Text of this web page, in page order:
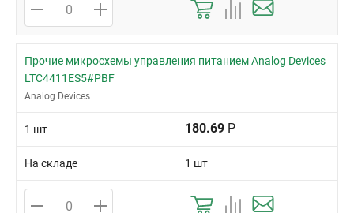
Прочие микросхемы управления питанием Analog Devices
LTC4411ES5#PBF
Analog Devices
1 шт 180.69 Р
На складе 1 шт